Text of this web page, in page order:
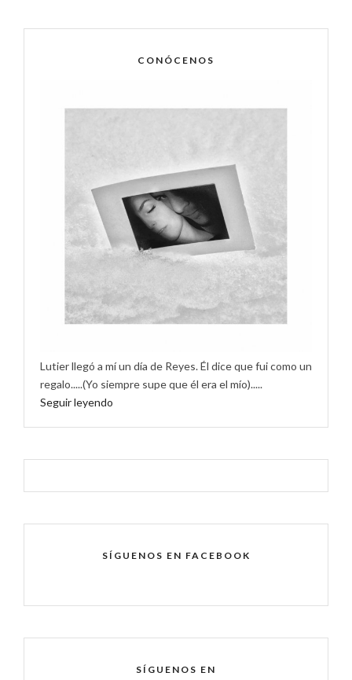
CONÓCENOS
Lutier llegó a mí un día de Reyes. Él dice que fui como un
regalo.....(Yo siempre supe que él era el mío).....
Seguir leyendo
SÍGUENOS EN FACEBOOK
SÍGUENOS EN